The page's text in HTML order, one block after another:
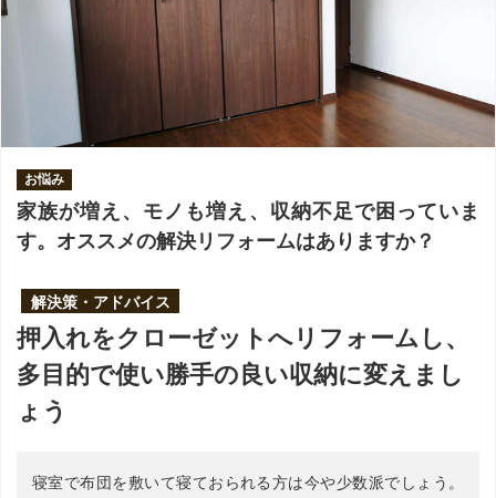
お悩み
家族が増え、モノも増え、収納不足で困っていま
す。オススメの解決リフォームはありますか？
解決策・アドバイス
押入れをクローゼットへリフォームし、
多目的で使い勝手の良い収納に変えまし
ょう
寝室で布団を敷いて寝ておられる方は今や少数派でしょう。